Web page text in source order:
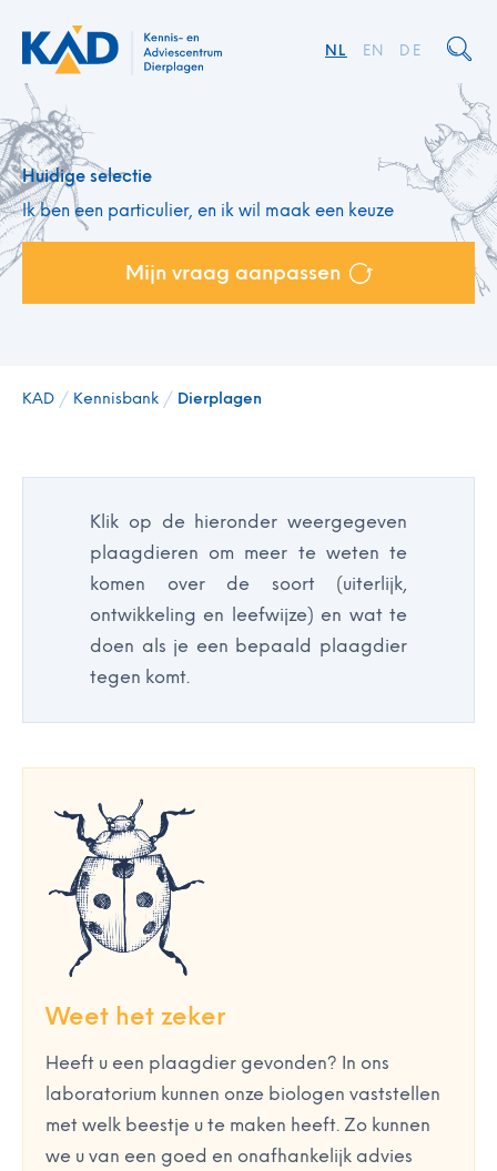
DE
EN
NL
Huidige selectie
Ik ben een particulier, en ik wil maak een keuze
Mijn vraag aanpassen
KAD / Kennisbank / Dierplagen
Klik op de hieronder weergegeven
plaagdieren om meer te weten te
komen over de soort (uiterlijk,
ontwikkeling en leefwijze) en wat te
doen als je een bepaald plaagdier
tegen komt.
Weet het zeker
Heeft u een plaagdier gevonden? In ons
laboratorium kunnen onze biologen vaststellen
met welk beestje u te maken heeft. Zo kunnen
we u van een goed en onafhankelijk advies